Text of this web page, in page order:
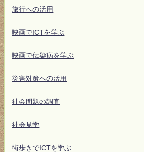
旅行への活用
映画でICTを学ぶ
映画で伝染病を学ぶ
災害対策への活用
社会問題の調査
社会見学
街歩きでICTを学ぶ